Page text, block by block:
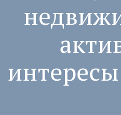
+7
Закажите услугу
получите